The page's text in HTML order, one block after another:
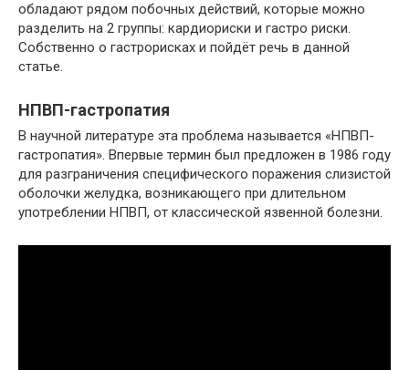
обладают рядом побочных действий, которые можно
разделить на 2 группы: кардиориски и гастро риски.
Собственно о гастрорисках и пойдёт речь в данной
статье.
НПВП-гастропатия
В научной литературе эта проблема называется «НПВП-
гастропатия». Впервые термин был предложен в 1986 году
для разграничения специфического поражения слизистой
оболочки желудка, возникающего при длительном
употреблении НПВП, от классической язвенной болезни.